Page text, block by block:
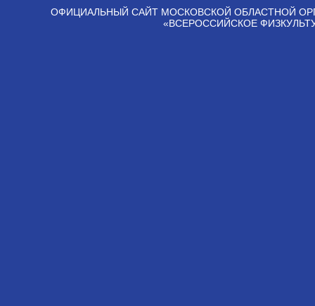
ОФИЦИАЛЬНЫЙ САЙТ МОСКОВСКОЙ ОБЛАСТНОЙ
«ВСЕРОССИЙСКОЕ